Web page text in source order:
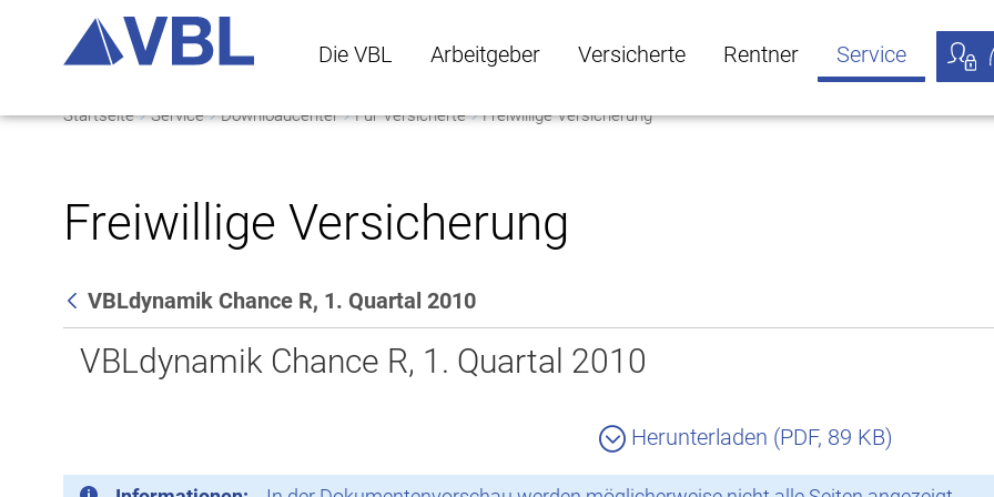
Die VBL
Die VBL Untermenü öffnen
Arbeitgeber
Arbeitgeber Untermenü öffnen
Versicherte
Versicherte Untermenü öffnen
Rentner Service
Startseite Service Downloadcenter Für Versicherte Freiwillige Versicherung
Freiwillige Versicherung
Zurück
VBLdynamik Chance R, 1. Quartal 2010
VBLdynamik Chance R, 1. Quartal 2010
Herunterladen (PDF, 89 KB)